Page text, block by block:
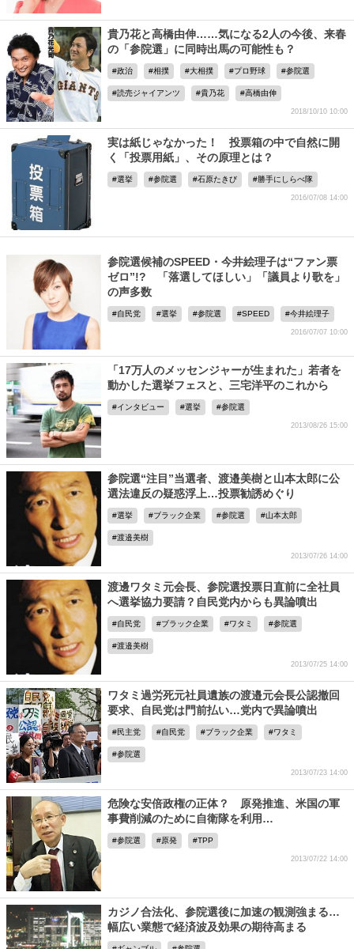
貴乃花と高橋由伸……気になる2人の今後、来春
の「参院選」に同時出馬の可能性も？
政治 相撲 大相撲 プロ野球 参院選
読売ジャイアンツ 貴乃花 高橋由伸
2018/10/10 10:00
実は紙じゃなかった！ 投票箱の中で自然に開
く「投票用紙」、その原理とは？
選挙 参院選 石原たきび 勝手にしらべ隊
2016/07/08 14:00
参院選候補のSPEED・今井絵理子は“ファン票
ゼロ”!? 「落選してほしい」「議員より歌を」
の声多数
自民党 選挙 参院選 SPEED 今井絵理子
2016/07/07 10:00
「17万人のメッセンジャーが生まれた」若者を
動かした選挙フェスと、三宅洋平のこれから
インタビュー 選挙 参院選
2013/08/26 15:00
参院選“注目”当選者、渡邉美樹と山本太郎に公
選法違反の疑惑浮上…投票勧誘めぐり
選挙 ブラック企業 参院選 山本太郎
渡邉美樹
2013/07/26 14:00
渡邊ワタミ元会長、参院選投票日直前に全社員
へ選挙協力要請？自民党内からも異論噴出
自民党 ブラック企業 ワタミ 参院選
渡邉美樹
2013/07/25 14:00
ワタミ過労死元社員遺族の渡邉元会長公認撤回
要求、自民党は門前払い…党内で異論噴出
民主党 自民党 ブラック企業 ワタミ
参院選
2013/07/23 14:00
危険な安倍政権の正体？ 原発推進、米国の軍
事費削減のために自衛隊を利用…
参院選 原発 TPP
2013/07/22 14:00
カジノ合法化、参院選後に加速の観測強まる…
幅広い業態で経済波及効果の期待高まる